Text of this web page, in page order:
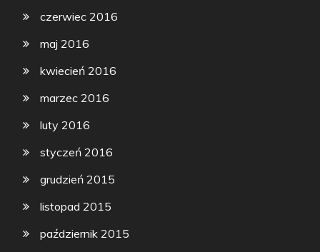
czerwiec 2016
maj 2016
kwiecień 2016
marzec 2016
luty 2016
styczeń 2016
grudzień 2015
listopad 2015
październik 2015